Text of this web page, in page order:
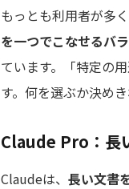
もっとも利用者が多
を一つでこなせるバ
ています。「特定の
す。何を選ぶか決め
Claude Pro：長
Claudeは、 長い文書